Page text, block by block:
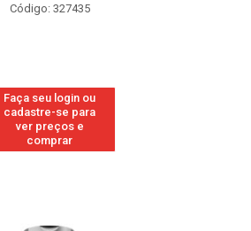
Código: 327435
Faça seu login ou
cadastre-se para
ver preços e
comprar